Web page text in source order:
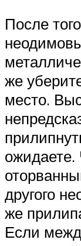
После
же
место.
ожидаете.
другого
же
Если